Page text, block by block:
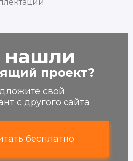
нашли
проект?
свой
с другого сайта
бесплатно